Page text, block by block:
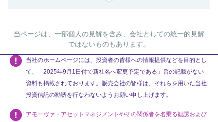
当ページは、一部個人の見解を含み、会社としての統一的見解
ではないものもあります。
当社のホームページには、投資者の皆様への情報提供などを目的とし
て、「2025年9月1日付で新社名へ変更予定である」旨の記載がない
資料も掲載されております。販売会社の皆様は、それらを用いた当社
投資信託の勧誘を行なわないようお願い申し上げます。
アモーヴァ・アセットマネジメントやその関係者を名乗る勧誘および